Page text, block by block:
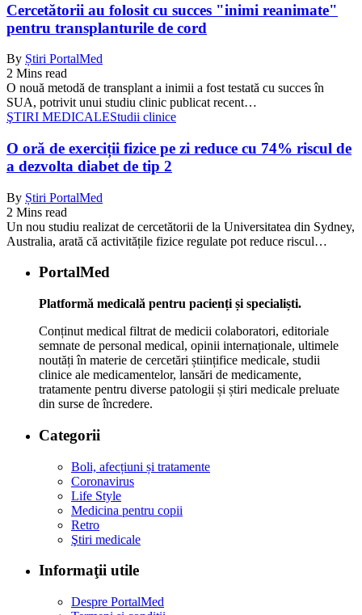
Cercetătorii au folosit cu succes "inimi reanimate"
pentru transplanturile de cord
By Știri PortalMed
2 Mins read
O nouă metodă de transplant a inimii a fost testată cu succes în
SUA, potrivit unui studiu clinic publicat recent…
ŞTIRI MEDICALEStudii clinice
O oră de exerciții fizice pe zi reduce cu 74% riscul de
a dezvolta diabet de tip 2
By Știri PortalMed
2 Mins read
Un nou studiu realizat de cercetătorii de la Universitatea din Sydney,
Australia, arată că activitățile fizice regulate pot reduce riscul…
PortalMed
Platformă medicală pentru pacienți și specialiști.
Conținut medical filtrat de medicii colaboratori, editoriale
semnate de personal medical, opinii internaționale, ultimele
noutăți în materie de cercetări științifice medicale, studii
clinice ale medicamentelor, lansări de medicamente,
tratamente pentru diverse patologii și știri medicale preluate
din surse de încredere.
Categorii
Boli, afecțiuni și tratamente
Coronavirus
Life Style
Medicina pentru copii
Retro
Ştiri medicale
Informaţii utile
Despre PortalMed